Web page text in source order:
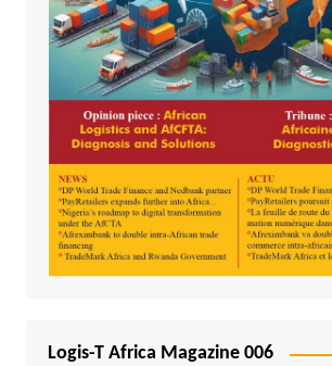
Logis-T Africa Magazine 006